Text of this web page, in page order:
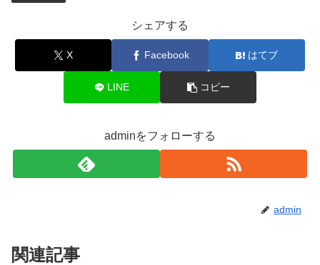
シェアする
X Facebook はてブ
LINE コピー
adminをフォローする
admin
関連記事